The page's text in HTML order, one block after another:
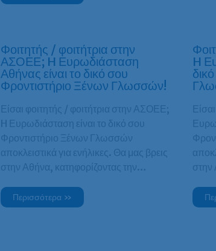
Φοιτητής / φοιτήτρια στην
ΑΣΟΕΕ; H Ευρωδιάσταση
Αθήνας είναι το δικό σου
Φροντιστήριο Ξένων Γλωσσών!
Είσαι φοιτητής / φοιτήτρια στην ΑΣΟΕΕ;
H Ευρωδιάσταση είναι το δικό σου
Φροντιστήριο Ξένων Γλωσσών
αποκλειστικά για ενήλικες. Θα μας βρεις
στην Αθήνα, κατηφορίζοντας την…
Περισσότερα »
H
στην